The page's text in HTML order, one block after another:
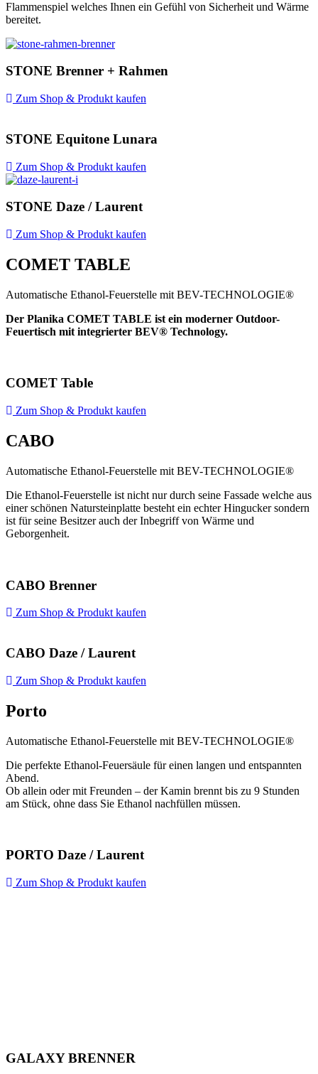
Flammenspiel welches Ihnen ein Gefühl von Sicherheit und Wärme
bereitet.
STONE Brenner + Rahmen
Zum Shop & Produkt kaufen
STONE Equitone Lunara
Zum Shop & Produkt kaufen
STONE Daze / Laurent
Zum Shop & Produkt kaufen
COMET TABLE
Automatische Ethanol-Feuerstelle mit BEV-TECHNOLOGIE®
Der Planika COMET TABLE ist ein moderner Outdoor-
Feuertisch mit integrierter BEV® Technology.
COMET Table
Zum Shop & Produkt kaufen
CABO
Automatische Ethanol-Feuerstelle mit BEV-TECHNOLOGIE®
Die Ethanol-Feuerstelle ist nicht nur durch seine Fassade welche aus
einer schönen Natursteinplatte besteht ein echter Hingucker sondern
ist für seine Besitzer auch der Inbegriff von Wärme und
Geborgenheit.
CABO Brenner
Zum Shop & Produkt kaufen
CABO Daze / Laurent
Zum Shop & Produkt kaufen
Porto
Automatische Ethanol-Feuerstelle mit BEV-TECHNOLOGIE®
Die perfekte Ethanol-Feuersäule für einen langen und entspannten
Abend.
Ob allein oder mit Freunden – der Kamin brennt bis zu 9 Stunden
am Stück, ohne dass Sie Ethanol nachfüllen müssen.
PORTO Daze / Laurent
Zum Shop & Produkt kaufen
GALAXY BRENNER